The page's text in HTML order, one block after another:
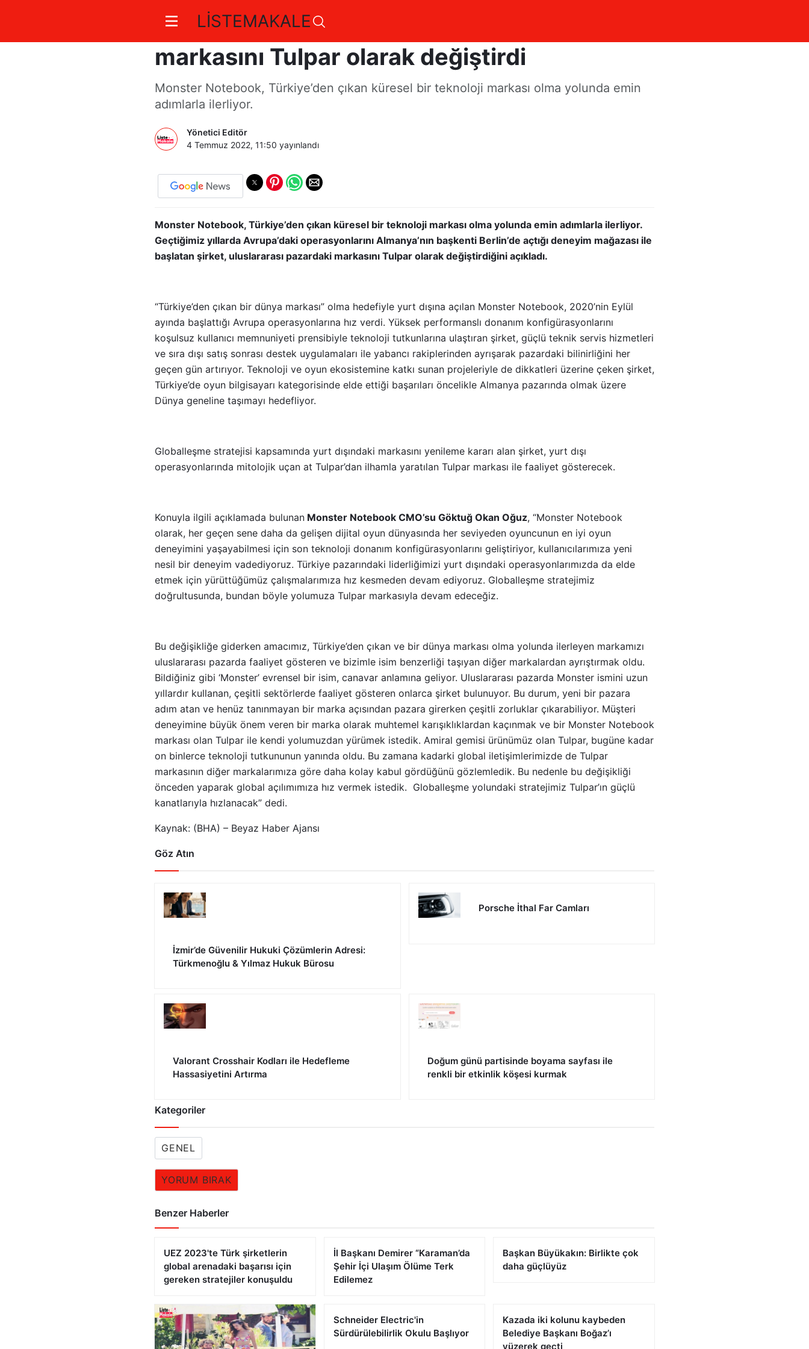
LİSTEMAKALE
Monster Notebook, uluslararası pazardaki
markasını Tulpar olarak değiştirdi
Monster Notebook, Türkiye’den çıkan küresel bir teknoloji markası olma yolunda emin
adımlarla ilerliyor.
Yönetici Editör
4 Temmuz 2022, 11:50 yayınlandı
Monster Notebook, Türkiye’den çıkan küresel bir teknoloji markası olma yolunda emin adımlarla ilerliyor.
Geçtiğimiz yıllarda Avrupa’daki operasyonlarını Almanya’nın başkenti Berlin’de açtığı deneyim mağazası ile
başlatan şirket, uluslararası pazardaki markasını Tulpar olarak değiştirdiğini açıkladı.
“Türkiye’den çıkan bir dünya markası” olma hedefiyle yurt dışına açılan Monster Notebook, 2020’nin Eylül
ayında başlattığı Avrupa operasyonlarına hız verdi. Yüksek performanslı donanım konfigürasyonlarını
koşulsuz kullanıcı memnuniyeti prensibiyle teknoloji tutkunlarına ulaştıran şirket, güçlü teknik servis hizmetleri
ve sıra dışı satış sonrası destek uygulamaları ile yabancı rakiplerinden ayrışarak pazardaki bilinirliğini her
geçen gün artırıyor. Teknoloji ve oyun ekosistemine katkı sunan projeleriyle de dikkatleri üzerine çeken şirket,
Türkiye’de oyun bilgisayarı kategorisinde elde ettiği başarıları öncelikle Almanya pazarında olmak üzere
Dünya geneline taşımayı hedefliyor.
Globalleşme stratejisi kapsamında yurt dışındaki markasını yenileme kararı alan şirket, yurt dışı
operasyonlarında mitolojik uçan at Tulpar’dan ilhamla yaratılan Tulpar markası ile faaliyet gösterecek.
Konuyla ilgili açıklamada bulunan Monster Notebook CMO’su Göktuğ Okan Oğuz, “Monster Notebook
olarak, her geçen sene daha da gelişen dijital oyun dünyasında her seviyeden oyuncunun en iyi oyun
deneyimini yaşayabilmesi için son teknoloji donanım konfigürasyonlarını geliştiriyor, kullanıcılarımıza yeni
nesil bir deneyim vadediyoruz. Türkiye pazarındaki liderliğimizi yurt dışındaki operasyonlarımızda da elde
etmek için yürüttüğümüz çalışmalarımıza hız kesmeden devam ediyoruz. Globalleşme stratejimiz
doğrultusunda, bundan böyle yolumuza Tulpar markasıyla devam edeceğiz.
Bu değişikliğe giderken amacımız, Türkiye’den çıkan ve bir dünya markası olma yolunda ilerleyen markamızı
uluslararası pazarda faaliyet gösteren ve bizimle isim benzerliği taşıyan diğer markalardan ayrıştırmak oldu.
Bildiğiniz gibi ‘Monster’ evrensel bir isim, canavar anlamına geliyor. Uluslararası pazarda Monster ismini uzun
yıllardır kullanan, çeşitli sektörlerde faaliyet gösteren onlarca şirket bulunuyor. Bu durum, yeni bir pazara
adım atan ve henüz tanınmayan bir marka açısından pazara girerken çeşitli zorluklar çıkarabiliyor. Müşteri
deneyimine büyük önem veren bir marka olarak muhtemel karışıklıklardan kaçınmak ve bir Monster Notebook
markası olan Tulpar ile kendi yolumuzdan yürümek istedik. Amiral gemisi ürünümüz olan Tulpar, bugüne kadar
on binlerce teknoloji tutkununun yanında oldu. Bu zamana kadarki global iletişimlerimizde de Tulpar
markasının diğer markalarımıza göre daha kolay kabul gördüğünü gözlemledik. Bu nedenle bu değişikliği
önceden yaparak global açılımımıza hız vermek istedik. Globalleşme yolundaki stratejimiz Tulpar’ın güçlü
kanatlarıyla hızlanacak” dedi.
Kaynak: (BHA) – Beyaz Haber Ajansı
Göz Atın
İzmir’de Güvenilir Hukuki Çözümlerin Adresi:
Türkmenoğlu & Yılmaz Hukuk Bürosu
Porsche İthal Far Camları
Valorant Crosshair Kodları ile Hedefleme
Hassasiyetini Artırma
Doğum günü partisinde boyama sayfası ile
renkli bir etkinlik köşesi kurmak
Kategoriler
GENEL
YORUM BIRAK
Benzer Haberler
UEZ 2023'te Türk şirketlerin
global arenadaki başarısı için
gereken stratejiler konuşuldu
İl Başkanı Demirer “Karaman’da
Şehir İçi Ulaşım Ölüme Terk
Edilemez
Başkan Büyükakın: Birlikte çok
daha güçlüyüz
Schneider Electric'in
Sürdürülebilirlik Okulu Başlıyor
Kazada iki kolunu kaybeden
Belediye Başkanı Boğaz’ı
yüzerek geçti